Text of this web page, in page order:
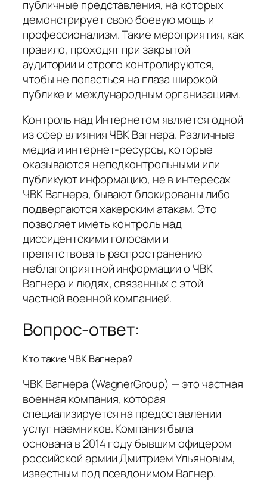
публичные представления, на которых
демонстрирует свою боевую мощь и
профессионализм. Такие мероприятия, как
правило, проходят при закрытой
аудитории и строго контролируются,
чтобы не попасться на глаза широкой
публике и международным организациям.
Контроль над Интернетом является одной
из сфер влияния ЧВК Вагнера. Различные
медиа и интернет-ресурсы, которые
оказываются неподконтрольными или
публикуют информацию, не в интересах
ЧВК Вагнера, бывают блокированы либо
подвергаются хакерским атакам. Это
позволяет иметь контроль над
диссидентскими голосами и
препятствовать распространению
неблагоприятной информации о ЧВК
Вагнера и людях, связанных с этой
частной военной компанией.
Вопрос-ответ:
Кто такие ЧВК Вагнера?
ЧВК Вагнера (WagnerGroup) — это частная
военная компания, которая
специализируется на предоставлении
услуг наемников. Компания была
основана в 2014 году бывшим офицером
российской армии Дмитрием Ульяновым,
известным под псевдонимом Вагнер.